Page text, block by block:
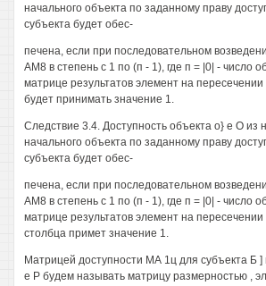
начального объекта по заданному праву
субъекта будет обес-
печена, если при последовательном
АМ8 в степень с 1 по (п - 1), где п = |0| - число
матрице результатов элемент на пересечении
будет принимать значение 1.
Следствие 3.4. Доступность объекта о} е О из
начального объекта по заданному праву
субъекта будет обес-
печена, если при последовательном
АМ8 в степень с 1 по (п - 1), где п = |0| - число
матрице результатов элемент на пересечении
столбца примет значение 1.
Матрицей доступности МА 1ц для субъекта Б ]
е Р будем называть матрицу размерностью ,